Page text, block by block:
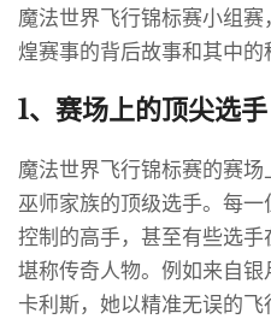
魔法世界飞行锦标赛小组
煌赛事的背后故事和其中的
1、赛场上的顶尖选手
魔法世界飞行锦标赛的赛
巫师家族的顶级选手。每
控制的高手，甚至有些选手
堪称传奇人物。例如来自银
卡利斯，她以精准无误的